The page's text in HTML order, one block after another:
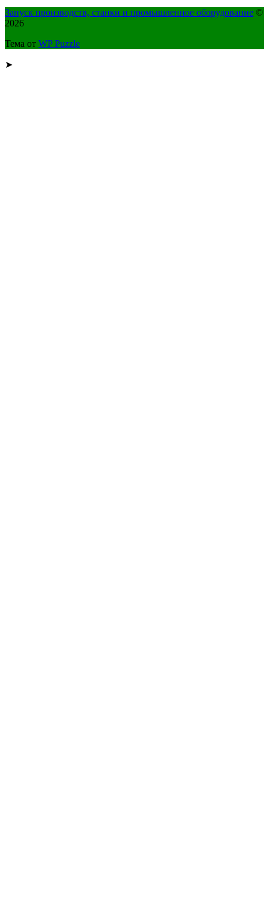
Запуск производств, станки и промышленное оборудование ©
2026
Тема от WP Puzzle
➤